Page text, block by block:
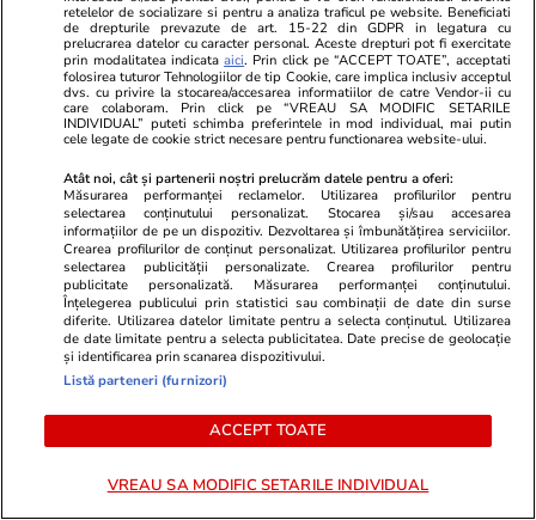
Ce este OXY, proiectul de 300 de milioane de
euro din Bruxelles unde a murit un muncitor
român: 120 de apartamente și 316 camere de
hotel
Știri România 07:00
Tragerile loto din 16 iulie 2026. Report de
peste 7,93 milioane de euro la Loto 6 din 49,
categoria I
retelelor de socializare si pentru a analiza traficul pe website. Beneficiati
de drepturile prevazute de art. 15-22 din GDPR in legatura cu
prelucrarea datelor cu caracter personal. Aceste drepturi pot fi exercitate
prin modalitatea indicataaici. Prin click pe “ACCEPT TOATE”, acceptati
folosirea tuturor Tehnologiilor de tip Cookie, care implica inclusiv acceptul
dvs. cu privire la stocarea/accesarea informatiilor de catre Vendor-ii cu
care colaboram. Prin click pe “VREAU SA MODIFIC SETARILE
INDIVIDUAL” puteti schimba preferintele in mod individual, mai putin
cele legate de cookie strict necesare pentru functionarea website-ului.
Atât noi, cât și partenerii noștri prelucrăm datele pentru a oferi:
Măsurarea performanței reclamelor. Utilizarea profilurilor pentru
selectarea conținutului personalizat. Stocarea și/sau accesarea
informațiilor de pe un dispozitiv. Dezvoltarea și îmbunătățirea serviciilor.
Crearea profilurilor de conținut personalizat. Utilizarea profilurilor pentru
selectarea publicității personalizate. Crearea profilurilor pentru
publicitate personalizată. Măsurarea performanței conținutului.
Înțelegerea publicului prin statistici sau combinații de date din surse
diferite. Utilizarea datelor limitate pentru a selecta conținutul. Utilizarea
de date limitate pentru a selecta publicitatea. Date precise de geolocație
și identificarea prin scanarea dispozitivului.
Listă parteneri (furnizori)
ACCEPT TOATE
VREAU SA MODIFIC SETARILE INDIVIDUAL